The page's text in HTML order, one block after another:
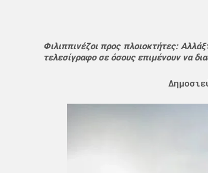
Φιλιππινέζοι προς πλοιοκτήτες:
τελεσίγραφο σε όσους επιμένουν να